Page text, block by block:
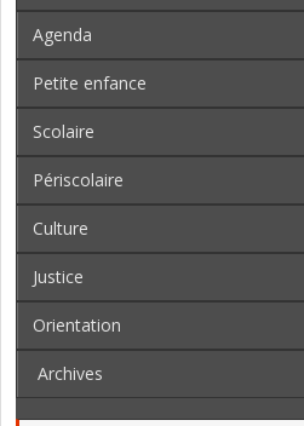
Agenda
Petite enfance
Scolaire
Périscolaire
Culture
Justice
Orientation
Archives